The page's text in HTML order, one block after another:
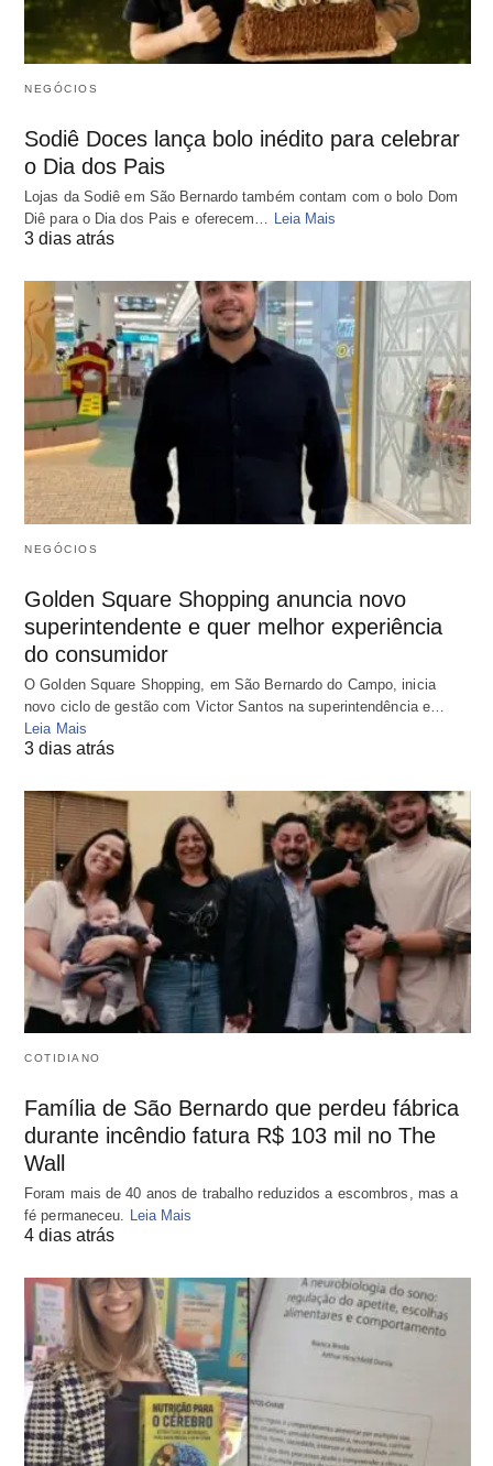
NEGÓCIOS
Sodiê Doces lança bolo inédito para celebrar
o Dia dos Pais
Lojas da Sodiê em São Bernardo também contam com o bolo Dom
Diê para o Dia dos Pais e oferecem… Leia Mais
3 dias atrás
NEGÓCIOS
Golden Square Shopping anuncia novo
superintendente e quer melhor experiência
do consumidor
O Golden Square Shopping, em São Bernardo do Campo, inicia
novo ciclo de gestão com Victor Santos na superintendência e…
Leia Mais
3 dias atrás
COTIDIANO
Família de São Bernardo que perdeu fábrica
durante incêndio fatura R$ 103 mil no The
Wall
Foram mais de 40 anos de trabalho reduzidos a escombros, mas a
fé permaneceu. Leia Mais
4 dias atrás